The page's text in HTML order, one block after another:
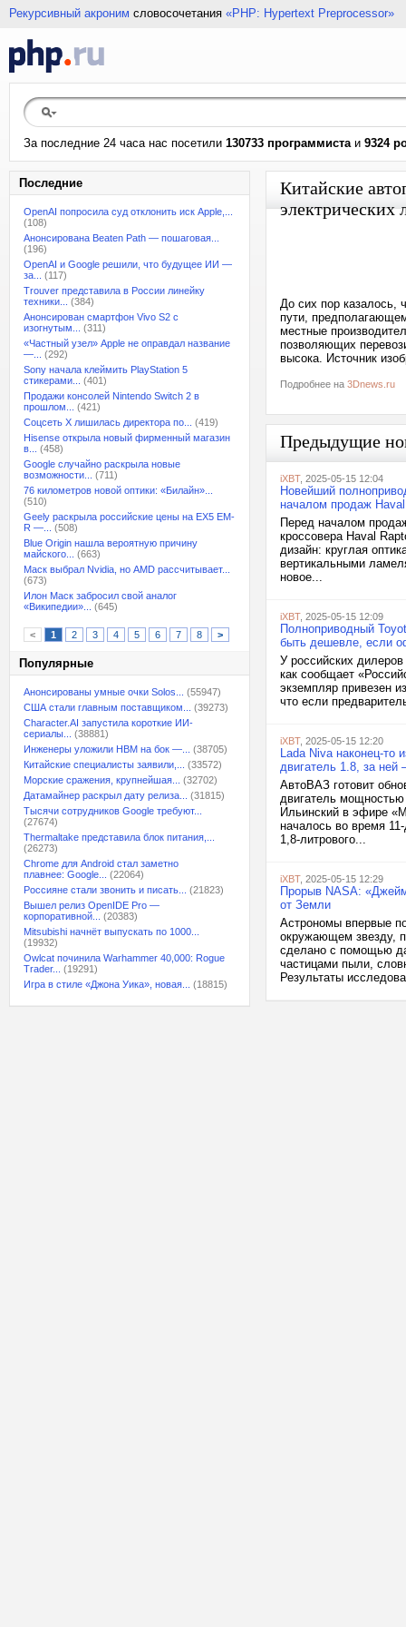
Рекурсивный акроним словосочетания «PHP: Hypertext Preprocessor»
За последние 24 часа нас посетили 130733 программистаи 9324
Последние
OpenAI попросила суд отклонить иск Apple,...
(108)
Анонсирована Beaten Path — пошаговая...
(196)
OpenAI и Google решили, что будущее ИИ —
за...
(117)
Trouver представила в России линейку
техники...
(384)
Анонсирован смартфон Vivo S2 с
изогнутым...
(311)
«Частный узел» Apple не оправдал название
—...
(292)
Sony начала клеймить PlayStation 5
стикерами...
(401)
Продажи консолей Nintendo Switch 2 в
прошлом...
(421)
Соцсеть X лишилась директора по...
(419)
Hisense открыла новый фирменный магазин
в...
(458)
Google случайно раскрыла новые
возможности...
(711)
76 километров новой оптики: «Билайн»...
(510)
Geely раскрыла российские цены на EX5 EM-
R —...
(508)
Blue Origin нашла вероятную причину
майского...
(663)
Маск выбрал Nvidia, но AMD рассчитывает...
(673)
Илон Маск забросил свой аналог
«Википедии»...
(645)
< 1 2 3 4 5 6 7 8 >
Популярные
Анонсированы умные очки Solos...
(55947)
США стали главным поставщиком...
(39273)
Character.AI запустила короткие ИИ-
сериалы...
(38881)
Инженеры уложили HBM на бок —...
(38705)
Китайские специалисты заявили,...
(33572)
Морские сражения, крупнейшая...
(32702)
Датамайнер раскрыл дату релиза...
(31815)
Тысячи сотрудников Google требуют...
(27674)
Thermaltake представила блок питания,...
(26273)
Chrome для Android стал заметно
плавнее: Google...
(22064)
Россияне стали звонить и писать...
(21823)
Вышел релиз OpenIDE Pro —
корпоративной...
(20383)
Mitsubishi начнёт выпускать по 1000...
(19932)
Owlcat починила Warhammer 40,000: Rogue
Trader...
(19291)
Игра в стиле «Джона Уика», новая...
(18815)
Китайские
электрических
До сих пор казалось,
пути,
местные
позволяющих
высока. Источник
Подробнее на 3Dnews.ru
Предыдущие
iXBT, 2025-05-15 12:04
Новейший
началом продаж
Перед началом
кроссовера Haval
дизайн: круглая
вертикальными
новое...
iXBT, 2025-05-15 12:09
Полноприводный
быть дешевле, если
У российских
как сообщает
экземпляр привезен
что если
iXBT, 2025-05-15 12:20
Lada Niva наконец-то
двигатель 1.8, за
АвтоВАЗ готовит
двигатель
Ильинский в эфире
началось во время
1,8-литрового...
iXBT, 2025-05-15 12:29
Прорыв NASA:
от Земли
Астрономы впервые
окружающем звезду,
сделано с помощью
частицами пыли,
Результаты